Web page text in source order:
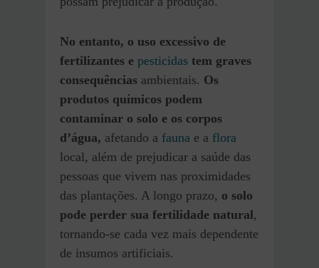
No entanto, o uso excessivo de
fertilizantes e pesticidas tem graves
consequências ambientais. Os
produtos químicos podem
contaminar o solo e os corpos
d’água, afetando a fauna e a flora
local, além de prejudicar a saúde das
pessoas que vivem nas proximidades
das plantações. A longo prazo, o solo
pode perder sua fertilidade natural,
tornando-se cada vez mais dependente
de insumos artificiais.